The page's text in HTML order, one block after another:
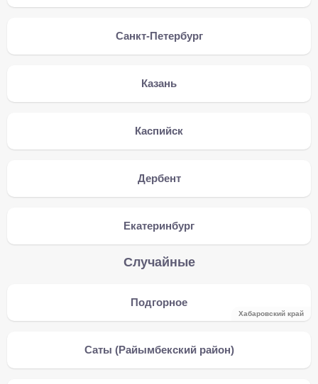
Санкт-Петербург
Казань
Каспийск
Дербент
Екатеринбург
Случайные
Подгорное
Хабаровский край
Саты (Райымбекский район)